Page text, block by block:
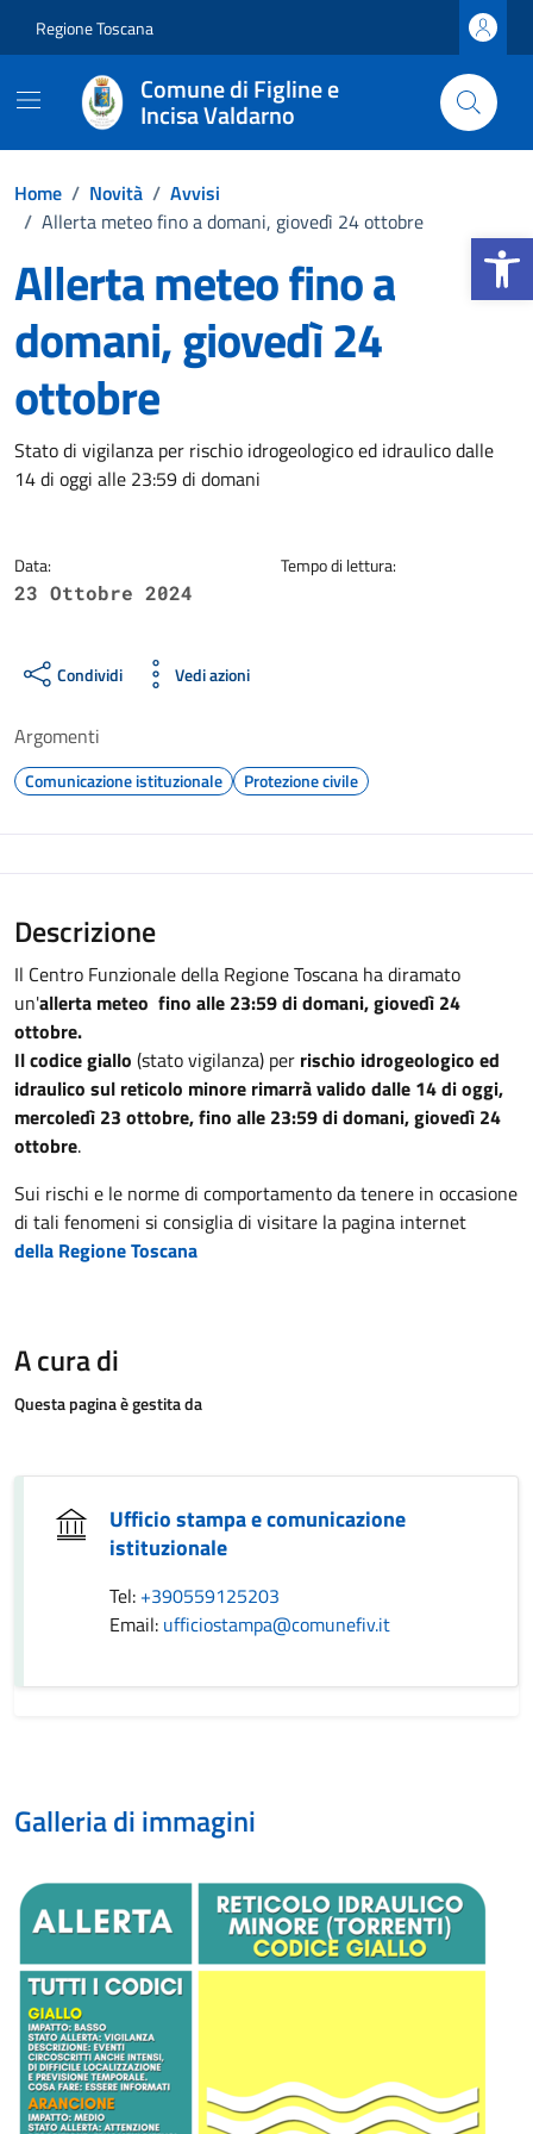
Apri la
Regione Toscana
Comune di Figline e
Incisa Valdarno
Home / Novità / Avvisi
/ Allerta meteo fino a domani, giovedì 24 ottobre
Allerta meteo fino a
domani, giovedì 24
ottobre
Dettagli della notizia
Stato di vigilanza per rischio idrogeologico ed idraulico dalle
14 di oggi alle 23:59 di domani
Data:
23 Ottobre 2024
Tempo di lettura:
Condividi Vedi azioni
Argomenti
Comunicazione istituzionale Protezione civile
Descrizione
Il Centro Funzionale della Regione Toscana ha diramato
un'allerta meteo fino alle 23:59 di domani, giovedì 24
ottobre.
Il codice giallo (stato vigilanza) per rischio idrogeologico ed
idraulico sul reticolo minore rimarrà valido dalle 14 di oggi,
mercoledì 23 ottobre, fino alle 23:59 di domani, giovedì 24
ottobre.
Sui rischi e le norme di comportamento da tenere in occasione
di tali fenomeni si consiglia di visitare la pagina internet
della Regione Toscana
A cura di
Questa pagina è gestita da
Ufficio stampa e comunicazione
istituzionale
Tel: +390559125203
Email: ufficiostampa@comunefiv.it
Galleria di immagini